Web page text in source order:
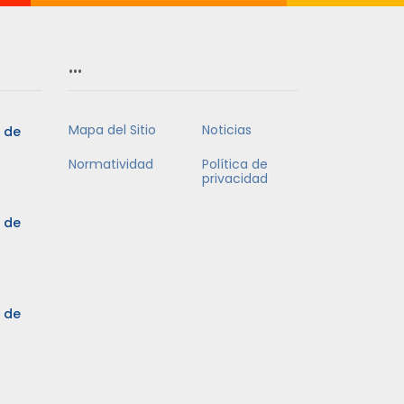
de
de
de
…
Mapa del Sitio
Noticias
Normatividad
Política de
privacidad